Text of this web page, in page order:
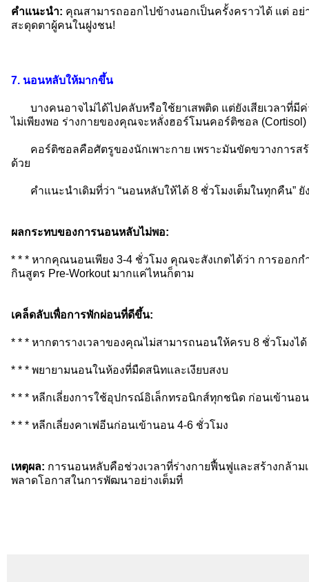
คำแนะนำ: คุณสามารถออกไปข้างนอกเป็นครั้งคราวได้ แต่ อ
สะดุดตาผู้คนในฝูงชน!
7. นอนหลับให้มากขึ้น
บางคนอาจไม่ได้ไปคลับหรือใช้ยาเสพติด แต่ยังเสียเวลาที่
ไม่เพียงพอ ร่างกายของคุณจะหลั่งฮอร์โมนคอร์ติซอล
คอร์ติซอลคือศัตรูของนักเพาะกาย เพราะมันขัดขวางการส
ด้วย
คำแนะนำเดิมที่ว่า “นอนหลับให้ได้ 8 ชั่วโมงเต็มในทุกคืน” ยั
ผลกระทบของการนอนหลับไม่พอ:
* * * หากคุณนอนเพียง 3-4 ชั่วโมง คุณจะสังเกตได้ว่า การออก
กินสูตร Pre-Workout มากแค่ไหนก็ตาม
เคล็ดลับเพื่อการพักผ่อนที่ดีขึ้น:
* * * หากตารางเวลาของคุณไม่สามารถนอนให้ครบ 8 ชั่วโมงไ
* * * พยายามนอนในห้องที่มืดสนิทและเงียบสงบ
* * * หลีกเลี่ยงการใช้อุปกรณ์อิเล็กทรอนิกส์ทุกชนิด ก่อนเข้านอ
* * * หลีกเลี่ยงคาเฟอีนก่อนเข้านอน 4-6 ชั่วโมง
เหตุผล: การนอนหลับคือช่วงเวลาที่ร่างกายฟื้นฟูและสร้างกล้
พลาดโอกาสในการพัฒนาอย่างเต็มที่